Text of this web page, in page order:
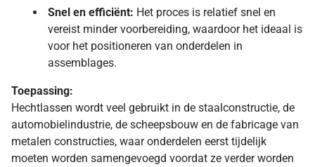
Snel en efficiënt: Het proces is relatief snel en
vereist minder voorbereiding, waardoor het ideaal is
voor het positioneren van onderdelen in
assemblages.
Toepassing:
Hechtlassen wordt veel gebruikt in de staalconstructie, de
automobielindustrie, de scheepsbouw en de fabricage van
metalen constructies, waar onderdelen eerst tijdelijk
moeten worden samengevoegd voordat ze verder worden